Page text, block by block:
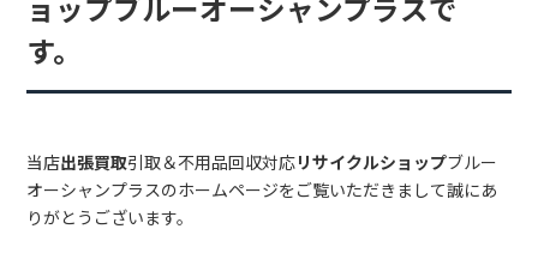
ョップブルーオーシャンプラスで
す。
当店出張買取引取＆不用品回収対応リサイクルショップブルー
オーシャンプラスのホームページをご覧いただきまして誠にあ
りがとうございます。